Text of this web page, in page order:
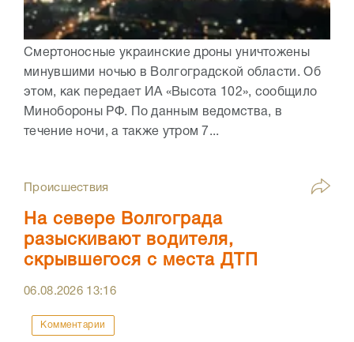
Смертоносные украинские дроны уничтожены
минувшими ночью в Волгоградской области. Об
этом, как передает ИА «Высота 102», сообщило
Минобороны РФ. По данным ведомства, в
течение ночи, а также утром 7...
Происшествия
На севере Волгограда
разыскивают водителя,
скрывшегося с места ДТП
06.08.2026 13:16
Комментарии